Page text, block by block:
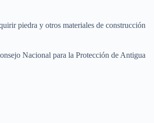
piedra y otros materiales de construcción
Nacional para la Protección de Antigua